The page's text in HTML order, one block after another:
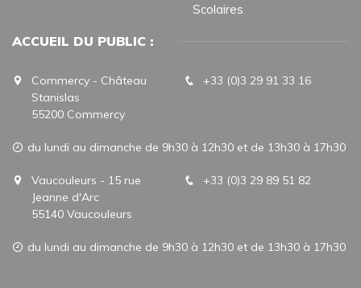
Scolaires
ACCUEIL DU PUBLIC :
Commercy - Château
Stanislas
55200 Commercy
+33 (0)3 29 91 33 16
du lundi au dimanche de 9h30 à 12h30 et de 13h30 à 17h30
Vaucouleurs - 15 rue
Jeanne d'Arc
55140 Vaucouleurs
+33 (0)3 29 89 51 82
du lundi au dimanche de 9h30 à 12h30 et de 13h30 à 17h30